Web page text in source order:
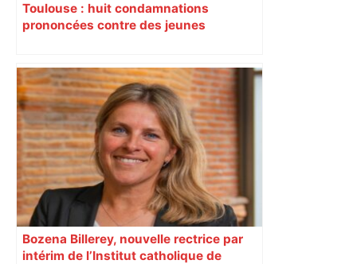
Toulouse : huit condamnations
prononcées contre des jeunes
Bozena Billerey, nouvelle rectrice par
intérim de l’Institut catholique de